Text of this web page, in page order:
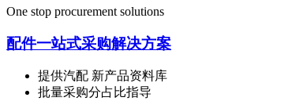
One stop procurement solutions
配件一站式采购解决方案
提供汽配 新产品资料库
批量采购分占比指导